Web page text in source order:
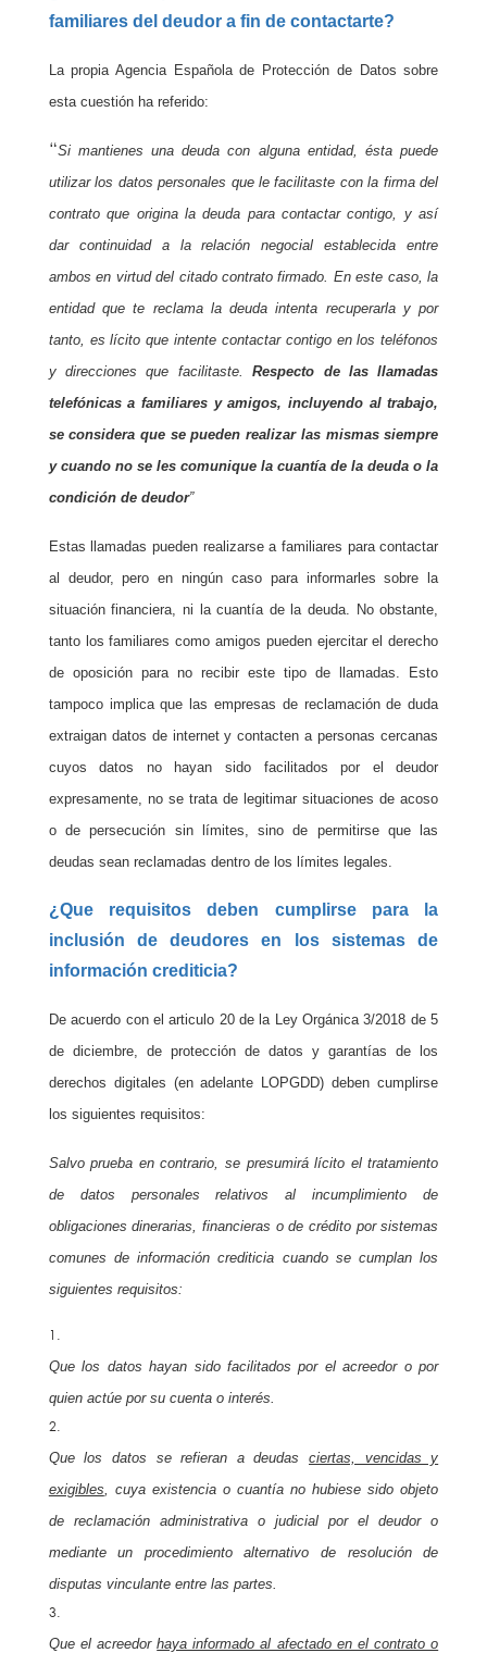
familiares del deudor a fin de contactarte?
La propia Agencia Española de Protección de Datos sobre
esta cuestión ha referido:
“Si mantienes una deuda con alguna entidad, ésta puede
utilizar los datos personales que le facilitaste con la firma del
contrato que origina la deuda para contactar contigo, y así
dar continuidad a la relación negocial establecida entre
ambos en virtud del citado contrato firmado. En este caso, la
entidad que te reclama la deuda intenta recuperarla y por
tanto, es lícito que intente contactar contigo en los teléfonos
y direcciones que facilitaste.Respecto de las llamadas
telefónicas a familiares y amigos, incluyendo al trabajo,
se considera que se pueden realizar las mismas siempre
y cuando no se les comunique la cuantía de la deuda o la
condición de deudor”
Estas llamadas pueden realizarse a familiares para contactar
al deudor, pero en ningún caso para informarles sobre la
situación financiera, ni la cuantía de la deuda. No obstante,
tanto los familiares como amigos pueden ejercitar el derecho
de oposición para no recibir este tipo de llamadas. Esto
tampoco implica que las empresas de reclamación de duda
extraigan datos de internet y contacten a personas cercanas
cuyos datos no hayan sido facilitados por el deudor
expresamente, no se trata de legitimar situaciones de acoso
o de persecución sin límites, sino de permitirse que las
deudas sean reclamadas dentro de los límites legales.
¿Que requisitos deben cumplirse para la
inclusión de deudores en los sistemas de
información crediticia?
De acuerdo con el articulo 20 de la Ley Orgánica 3/2018 de 5
de diciembre, de protección de datos y garantías de los
derechos digitales (en adelante LOPGDD) deben cumplirse
los siguientes requisitos:
Salvo prueba en contrario, se presumirá lícito el tratamiento
de datos personales relativos al incumplimiento de
obligaciones dinerarias, financieras o de crédito por sistemas
comunes de información crediticia cuando se cumplan los
siguientes requisitos:
Que los datos hayan sido facilitados por el acreedor o por
quien actúe por su cuenta o interés.
Que los datos se refieran a deudas ciertas, vencidas y
exigibles, cuya existencia o cuantía no hubiese sido objeto
de reclamación administrativa o judicial por el deudor o
mediante un procedimiento alternativo de resolución de
disputas vinculante entre las partes.
Que el acreedorhaya informado al afectado en el contrato o